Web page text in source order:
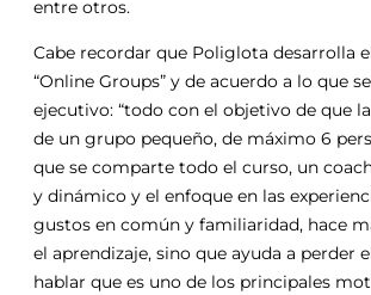
entre otros.
Cabe recordar que Poliglota desarrolla
“Online Groups” y de acuerdo a lo que
ejecutivo: “todo con el objetivo de que
de un grupo pequeño, de máximo 6
que se comparte todo el curso, un
y dinámico y el enfoque en las
gustos en común y familiaridad, hace
el aprendizaje, sino que ayuda a perder
hablar que es uno de los principales